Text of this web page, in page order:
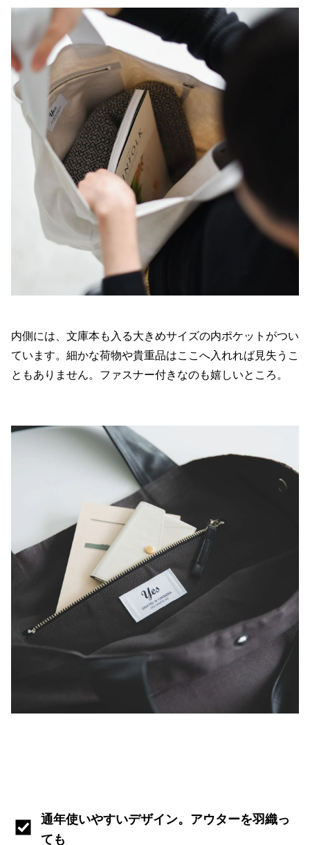
内側には、文庫本も入る大きめサイズの内ポケットがつい
ています。細かな荷物や貴重品はここへ入れれば見失うこ
ともありません。ファスナー付きなのも嬉しいところ。
通年使いやすいデザイン。アウターを羽織っ
ても